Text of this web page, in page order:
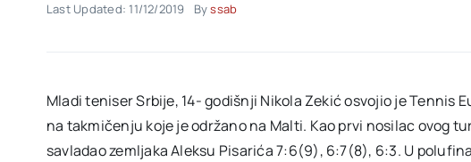
Last Updated: 11/12/2019 Byssab
Mladi teniser Srbije, 14- godišnji Nikola Zekić osvojio je Tennis
na takmičenju koje je održano na Malti. Kao prvi nosilac ovog
savladao zemljaka Aleksu Pisarića 7:6(9), 6:7(8), 6:3. U